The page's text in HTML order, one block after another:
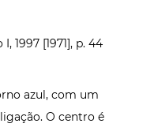
1997 [1971], p. 44
azul, com um
O centro é